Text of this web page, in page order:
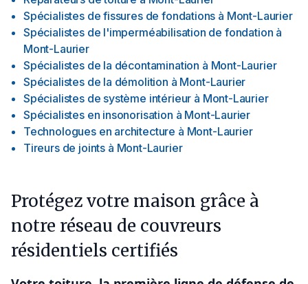
Spécialistes de fissures de fondations à Mont-Laurier
Spécialistes de l'imperméabilisation de fondation à
Mont-Laurier
Spécialistes de la décontamination à Mont-Laurier
Spécialistes de la démolition à Mont-Laurier
Spécialistes de système intérieur à Mont-Laurier
Spécialistes en insonorisation à Mont-Laurier
Technologues en architecture à Mont-Laurier
Tireurs de joints à Mont-Laurier
Protégez votre maison grâce à
notre réseau de couvreurs
résidentiels certifiés